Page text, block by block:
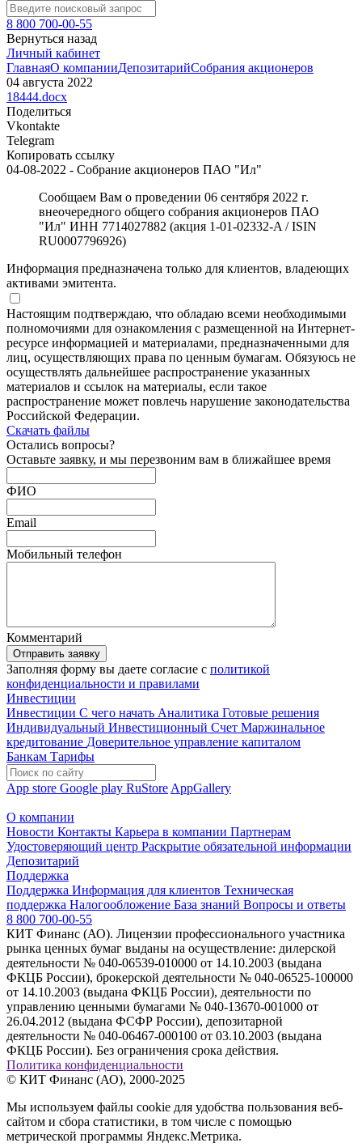
8 800 700-00-55
Вернуться назад
Личный кабинет
ГлавнаяО компанииДепозитарийСобрания акционеров
04 августа 2022
18444.docx
Поделиться
Vkontakte
Telegram
Копировать ссылку
04-08-2022 - Собрание акционеров ПАО "Ил"
Сообщаем Вам о проведении 06 сентября 2022 г.
внеочередного общего собрания акционеров ПАО
"Ил" ИНН 7714027882 (акция 1-01-02332-A / ISIN
RU0007796926)
Информация предназначена только для клиентов, владеющих
активами эмитента.
Настоящим подтверждаю, что обладаю всеми необходимыми
полномочиями для ознакомления с размещенной на Интернет-
ресурсе информацией и материалами, предназначенными для
лиц, осуществляющих права по ценным бумагам. Обязуюсь не
осуществлять дальнейшее распространение указанных
материалов и ссылок на материалы, если такое
распространение может повлечь нарушение законодательства
Российской Федерации.
Скачать файлы
Остались вопросы?
Оставьте заявку, и мы перезвоним вам в ближайшее время
ФИО
Email
Мобильный телефон
Комментарий
Отправить заявку
Заполняя форму вы даете согласие с политикой
конфиденциальности и правилами
Инвестиции
Инвестиции С чего начать Аналитика Готовые решения
Индивидуальный Инвестиционный Счет Маржинальное
кредитование Доверительное управление капиталом
Банкам Тарифы
App store Google play RuStore AppGallery
О компании
Новости Контакты Карьера в компании Партнерам
Удостоверяющий центр Раскрытие обязательной информации
Депозитарий
Поддержка
Поддержка Информация для клиентов Техническая
поддержка Налогообложение База знаний Вопросы и ответы
8 800 700-00-55
КИТ Финанс (АО). Лицензии профессионального участника
рынка ценных бумаг выданы на осуществление: дилерской
деятельности № 040-06539-010000 от 14.10.2003 (выдана
ФКЦБ России), брокерской деятельности № 040-06525-100000
от 14.10.2003 (выдана ФКЦБ России), деятельности по
управлению ценными бумагами № 040-13670-001000 от
26.04.2012 (выдана ФСФР России), депозитарной
деятельности № 040-06467-000100 от 03.10.2003 (выдана
ФКЦБ России). Без ограничения срока действия.
Политика конфиденциальности
© КИТ Финанс (АО), 2000-2025
Мы используем файлы cookie для удобства пользования веб-
сайтом и сбора статистики, в том числе с помощью
метрической программы Яндекс.Метрика.